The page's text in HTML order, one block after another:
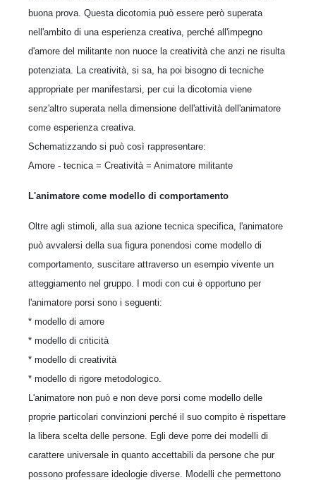
buona prova. Questa dicotomia può essere però superata
nell'ambito di una esperienza creativa, perché all'impegno
d'amore del militante non nuoce la creatività che anzi ne risulta
potenziata. La creatività, si sa, ha poi bisogno di tecniche
appropriate per manifestarsi, per cui la dicotomia viene
senz'altro superata nella dimensione dell'attività dell'animatore
come esperienza creativa.
Schematizzando si può così rappresentare:
Amore - tecnica = Creatività = Animatore militante
L'animatore come modello di comportamento
Oltre agli stimoli, alla sua azione tecnica specifica, l'animatore
può avvalersi della sua figura ponendosi come modello di
comportamento, suscitare attraverso un esempio vivente un
atteggiamento nel gruppo. I modi con cui è opportuno per
l'animatore porsi sono i seguenti:
* modello di amore
* modello di criticità
* modello di creatività
* modello di rigore metodologico.
L'animatore non può e non deve porsi come modello delle
proprie particolari convinzioni perché il suo compito è rispettare
la libera scelta delle persone. Egli deve porre dei modelli di
carattere universale in quanto accettabili da persone che pur
possono professare ideologie diverse. Modelli che permettono